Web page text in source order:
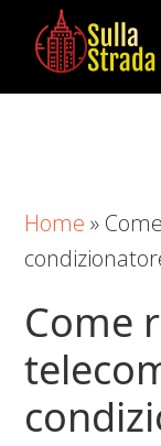
main
primary
footer
Sulla
in
Casa
Home »
Come